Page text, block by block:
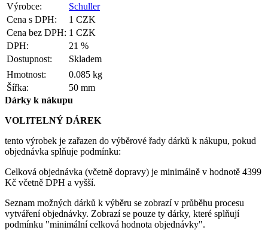
Výrobce:
Schuller
Cena s DPH:
1 CZK
Cena bez DPH: 1 CZK
DPH:
21 %
Dostupnost:
Skladem
Hmotnost:
0.085 kg
Šířka:
50 mm
Dárky k nákupu
VOLITELNÝ DÁREK
tento výrobek je zařazen do výběrové řady dárků k nákupu, pokud
objednávka splňuje podmínku:
Celková objednávka (včetně dopravy) je minimálně v hodnotě 4399
Kč včetně DPH a vyšší.
Seznam možných dárků k výběru se zobrazí v průběhu procesu
vytváření objednávky. Zobrazí se pouze ty dárky, které splňují
podmínku "minimální celková hodnota objednávky".